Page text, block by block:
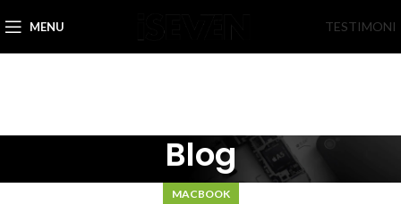
MENU TESTIMONI
Blog
MACBOOK